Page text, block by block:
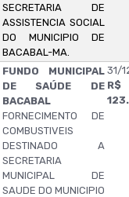
SECRETARIA DE
ASSISTENCIA SOCIAL
DO MUNICIPIO DE
BACABAL-MA.
FUNDO MUNICIPAL
DE SAÚDE DE
BACABAL
FORNECIMENTO DE
COMBUSTIVEIS
DESTINADO A
SECRETARIA
MUNICIPAL DE
SAUDE DO MUNICIPIO
31/
R$